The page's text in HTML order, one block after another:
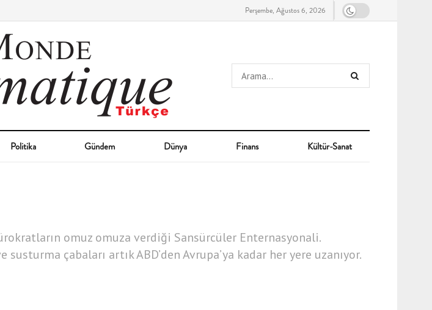
Perşembe, Ağustos 6, 2026
Politika Gündem Dünya Finans Kültür-Sanat
omuz omuza verdiği Sansürcüler Enternasyonali.
çabaları artık ABD’den Avrupa’ya kadar her yere uzanıyor.